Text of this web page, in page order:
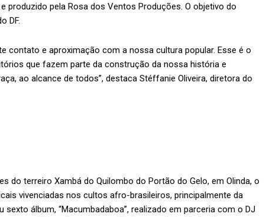
produzido pela Rosa dos Ventos Produções. O objetivo do
DF.
contato e aproximação com a nossa cultura popular. Esse é o
que fazem parte da construção da nossa história e
ao alcance de todos”, destaca Stéffanie Oliveira, diretora do
do terreiro Xambá do Quilombo do Portão do Gelo, em Olinda, o
vivenciadas nos cultos afro-brasileiros, principalmente da
álbum, “Macumbadaboa”, realizado em parceria com o DJ